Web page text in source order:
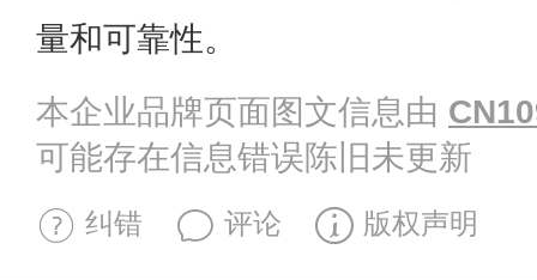
量和可靠性。
本企业品牌页面图文信息由
可能存在信息错误陈旧未更新
纠错 评论 版权声明